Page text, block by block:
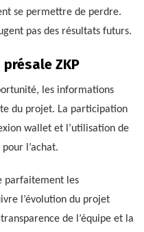
se permettre de perdre.
pas des résultats futurs.
ZKP
les informations
du projet. La participation
wallet et l’utilisation de
l’achat.
parfaitement les
l’évolution du projet
de l’équipe et la